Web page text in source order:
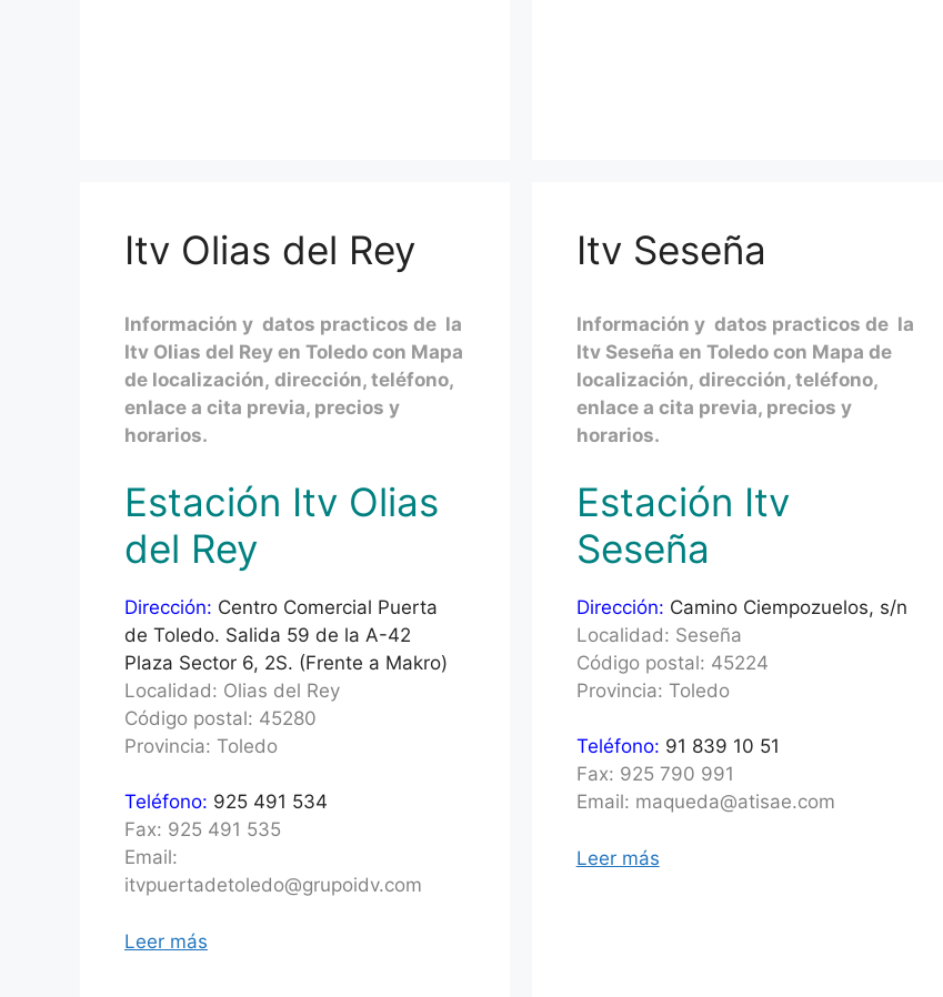
Itv Olias del Rey
Información y datos practicos de la
Itv Olias del Rey en Toledo con Mapa
de localización, dirección, teléfono,
enlace a cita previa, precios y
horarios.
Estación Itv Olias
del Rey
Dirección: Centro Comercial Puerta
de Toledo. Salida 59 de la A-42
Plaza Sector 6, 2S. (Frente a Makro)
Localidad: Olias del Rey
Código postal: 45280
Provincia: Toledo
Teléfono: 925 491 534
Fax: 925 491 535
Email:
itvpuertadetoledo@grupoidv.com
Leer más
Itv Seseña
Información y datos practicos de la
Itv Seseña en Toledo con Mapa de
localización, dirección, teléfono,
enlace a cita previa, precios y
horarios.
Estación Itv
Seseña
Dirección: Camino Ciempozuelos, s/n
Localidad: Seseña
Código postal: 45224
Provincia: Toledo
Teléfono: 91 839 10 51
Fax: 925 790 991
Email: maqueda@atisae.com
Leer más